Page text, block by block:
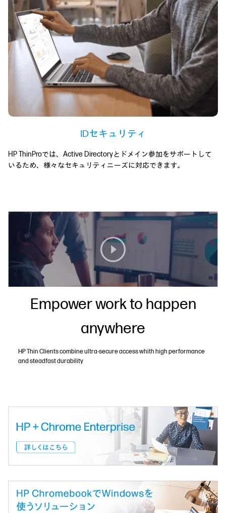
IDセキュリティ
HP ThinProでは、Active Directoryとドメイン参加をサポートして
いるため、様々なセキュリティニーズに対応できます。
Empower work to happen
anywhere
HP Thin Clients combine ultra-secure access whith high performance
and steadfast durability